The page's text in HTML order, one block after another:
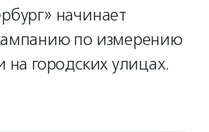
начинает
по измерению
на городских улицах.